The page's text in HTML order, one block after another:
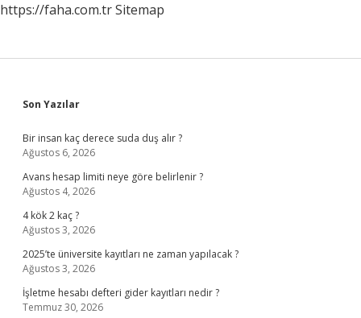
https://faha.com.trSitemap
Sidebar
Son Yazılar
Bir insan kaç derece suda duş alır ?
Ağustos 6, 2026
Avans hesap limiti neye göre belirlenir ?
Ağustos 4, 2026
4 kök 2 kaç ?
Ağustos 3, 2026
2025’te üniversite kayıtları ne zaman yapılacak ?
Ağustos 3, 2026
İşletme hesabı defteri gider kayıtları nedir ?
Temmuz 30, 2026